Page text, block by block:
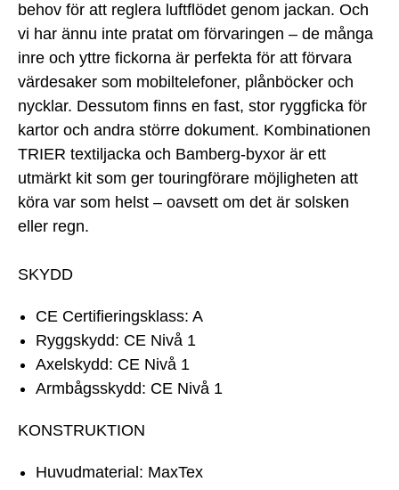
behov för att reglera luftflödet genom jackan. Och
vi har ännu inte pratat om förvaringen – de många
inre och yttre fickorna är perfekta för att förvara
värdesaker som mobiltelefoner, plånböcker och
nycklar. Dessutom finns en fast, stor ryggficka för
kartor och andra större dokument. Kombinationen
TRIER textiljacka och Bamberg-byxor är ett
utmärkt kit som ger touringförare möjligheten att
köra var som helst – oavsett om det är solsken
eller regn.
SKYDD
CE Certifieringsklass: A
Ryggskydd: CE Nivå 1
Axelskydd: CE Nivå 1
Armbågsskydd: CE Nivå 1
KONSTRUKTION
Huvudmaterial: MaxTex